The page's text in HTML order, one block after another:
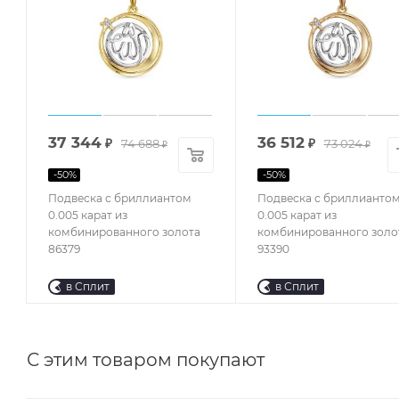
Подвеска с бриллиантом
0.005 карат из
комбинированного золота
86379
37 344 ₽ 74 688₽
-50%
в Сплит
Подвеска с
0.005 карат из
комбинированного
93390
36 512₽ 73 024₽
-50%
в Сплит
С этим товаром покупают